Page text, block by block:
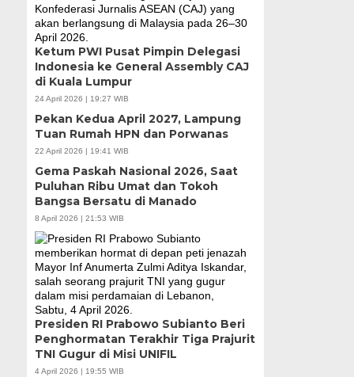
Ketum PWI Pusat Pimpin Delegasi
Indonesia ke General Assembly CAJ
di Kuala Lumpur
24 April 2026 | 19:27 WIB
Pekan Kedua April 2027, Lampung
Tuan Rumah HPN dan Porwanas
22 April 2026 | 19:41 WIB
Gema Paskah Nasional 2026, Saat
Puluhan Ribu Umat dan Tokoh
Bangsa Bersatu di Manado
8 April 2026 | 21:53 WIB
Presiden RI Prabowo Subianto Beri
Penghormatan Terakhir Tiga Prajurit
TNI Gugur di Misi UNIFIL
4 April 2026 | 19:55 WIB